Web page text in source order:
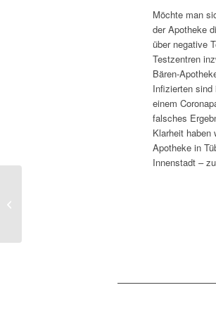
Möchte man
der Apotheke
über negative
Testzentren
Bären-
Infizierten
einem
falsches
Klarheit haben
Apotheke in
Innenstadt –